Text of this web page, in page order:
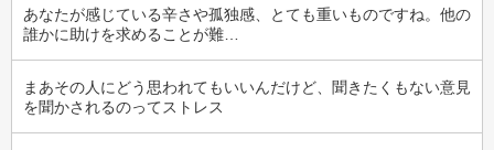
あなたが感じている辛さや孤独感、とても重いものですね。他の
誰かに助けを求めることが難…
まあその人にどう思われてもいいんだけど、聞きたくもない意見
を聞かされるのってストレス